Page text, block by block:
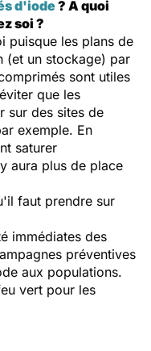
d'iode? A quoi
soi ?
puisque les plans de
(et un stockage) par
sont utiles
que les
sur des sites de
exemple. En
saturer
aura plus de place
faut prendre sur
immédiates des
préventives
aux populations.
vert pour les